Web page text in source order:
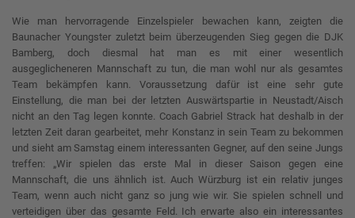
Wie man hervorragende Einzelspieler bewachen kann, zeigten die
Baunacher Youngster zuletzt beim überzeugenden Sieg gegen die DJK
Bamberg, doch diesmal hat man es mit einer wesentlich
ausgeglicheneren Mannschaft zu tun, die man wohl nur als gesamtes
Team bekämpfen kann. Voraussetzung dafür ist eine sehr gute
Einstellung, die man bei der letzten Auswärtspartie in Neustadt/Aisch
nicht an den Tag legen konnte. Coach Gabriel Strack hat deshalb in der
letzten Zeit daran gearbeitet, mehr Konstanz in sein Team zu bekommen
und sieht am Samstag einem interessanten Gegner, auf den seine Jungs
treffen: „Wir spielen das erste Mal in dieser Saison gegen eine
Mannschaft, die uns ähnlich ist. Auch Würzburg ist ein relativ junges
Team, wenn auch nicht ganz so jung wie wir. Sie spielen schnell und
verteidigen über das gesamte Feld. Ich erwarte also ein interessantes